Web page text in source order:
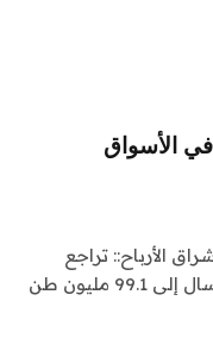
الأسواق
الأرباح:: تراجع
الطلب العالمي على الغاز الطبيعي المسال إلى 99.1 مليون طن